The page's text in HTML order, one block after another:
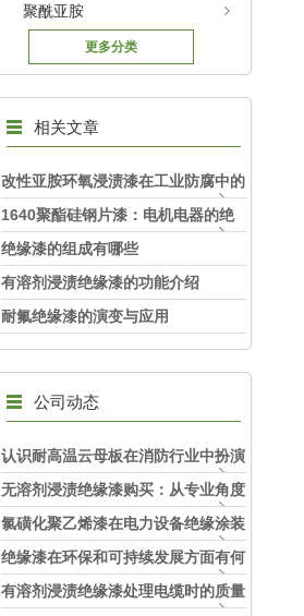
聚酰亚胺
更多分类
相关文章
改性亚胺环氧浸渍漆在工业防腐中的
重要意义
1640聚酯硅钢片漆：电机电器的绝
缘守护天使
绝缘漆的组成有哪些
有溶剂浸渍绝缘漆的功能介绍
耐氟绝缘漆的演变与应用
公司动态
认识耐高温云母板在消防行业中扮演
的角色
无溶剂浸渍绝缘漆购买：从专业角度
看如何选择
氯磺化聚乙烯漆在电力设备绝缘涂装
中的实际应用效果
绝缘漆在环保和可持续发展方面有何
考虑？
有溶剂浸渍绝缘漆处理电缆时的质量